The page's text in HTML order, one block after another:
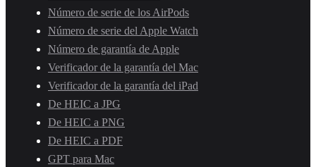
Número de serie de los AirPods
Número de serie del Apple Watch
Número de garantía de Apple
Verificador de la garantía del Mac
Verificador de la garantía del iPad
De HEIC a JPG
De HEIC a PNG
De HEIC a PDF
GPT para Mac